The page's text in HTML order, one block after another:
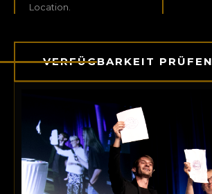
Location.
VERFÜGBARKEIT PRÜFEN